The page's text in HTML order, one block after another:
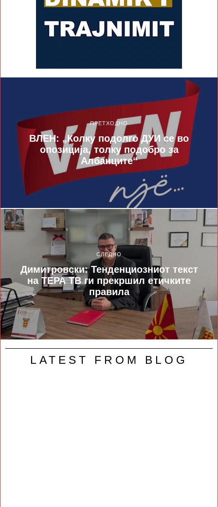
ПРЕТХОДНО
ВЛЕН: „Колку подолго ДУИ се во
опозиција, толку подобро за
Албанците“
СЛЕДНО
Димитровски: Тенденциозниот текст
на ТЕРА ТВ ги прекршил етичките
правила
LATEST FROM BLOG